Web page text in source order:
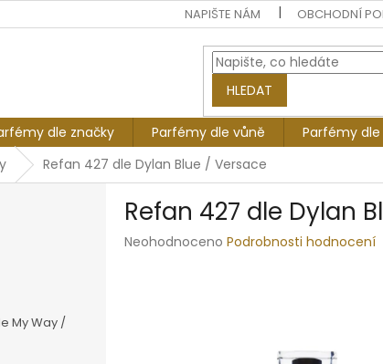
NAPIŠTE NÁM OBCHODNÍ
HLEDAT
dle značky Parfémy dle vůně Parfémy
Refan 427 dle Dylan Blue / Versace
My Way /
Refan 427 dle Dylan
Průměrné
Neohodnoceno Podrobnosti hodnocení